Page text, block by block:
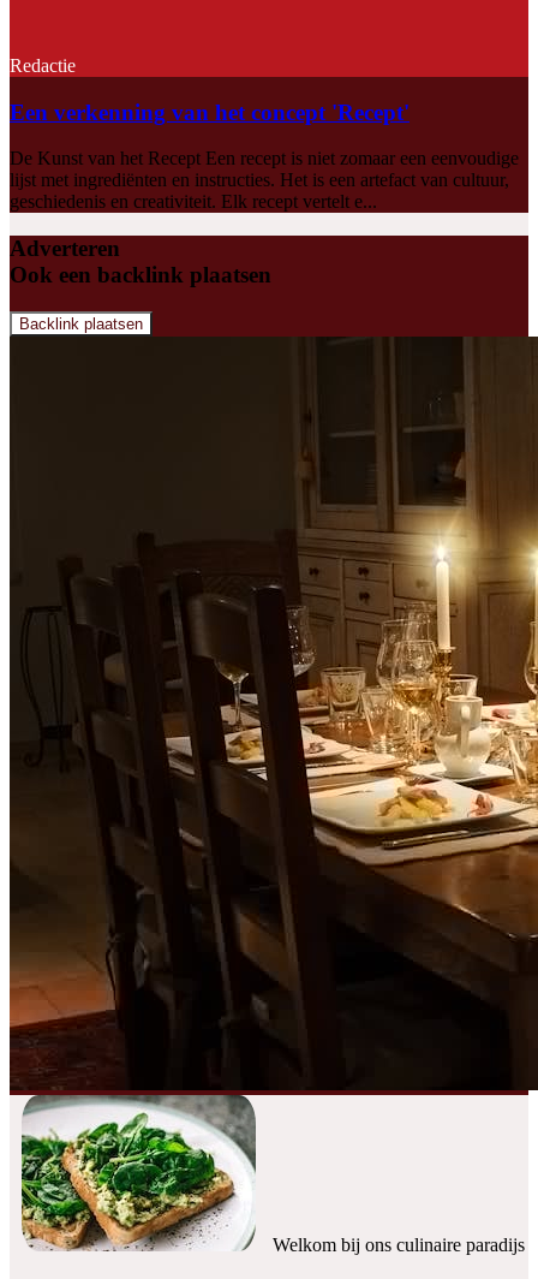
Redactie
Een verkenning van het concept 'Recept'
De Kunst van het Recept Een recept is niet zomaar een eenvoudige
lijst met ingrediënten en instructies. Het is een artefact van cultuur,
geschiedenis en creativiteit. Elk recept vertelt e...
Adverteren
Ook een backlink plaatsen
Backlink plaatsen
Welkom bij ons culinaire paradijs